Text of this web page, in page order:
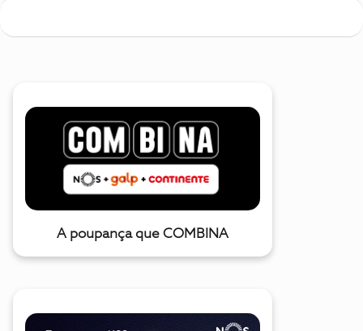
A poupança que COMBINA